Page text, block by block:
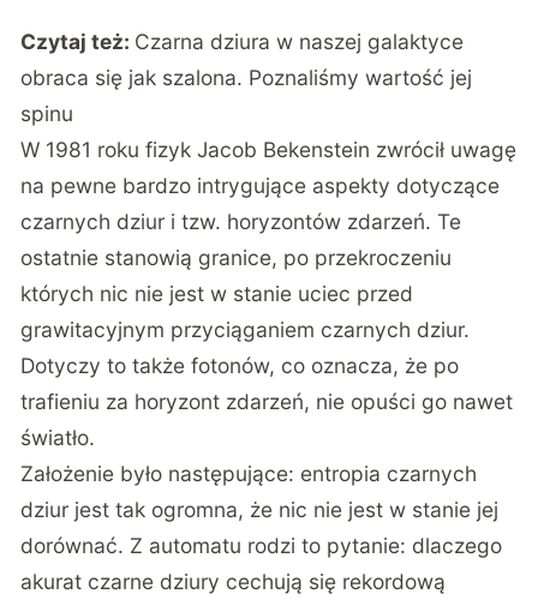
Czytaj też: Czarna dziura w naszej galaktyce
obraca się jak szalona. Poznaliśmy wartość jej
spinu
W 1981 roku fizyk Jacob Bekenstein zwrócił uwagę
na pewne bardzo intrygujące aspekty dotyczące
czarnych dziur i tzw. horyzontów zdarzeń. Te
ostatnie stanowią granice, po przekroczeniu
których nic nie jest w stanie uciec przed
grawitacyjnym przyciąganiem czarnych dziur.
Dotyczy to także fotonów, co oznacza, że po
trafieniu za horyzont zdarzeń, nie opuści go nawet
światło.
Założenie było następujące: entropia czarnych
dziur jest tak ogromna, że nic nie jest w stanie jej
dorównać. Z automatu rodzi to pytanie: dlaczego
akurat czarne dziury cechują się rekordową